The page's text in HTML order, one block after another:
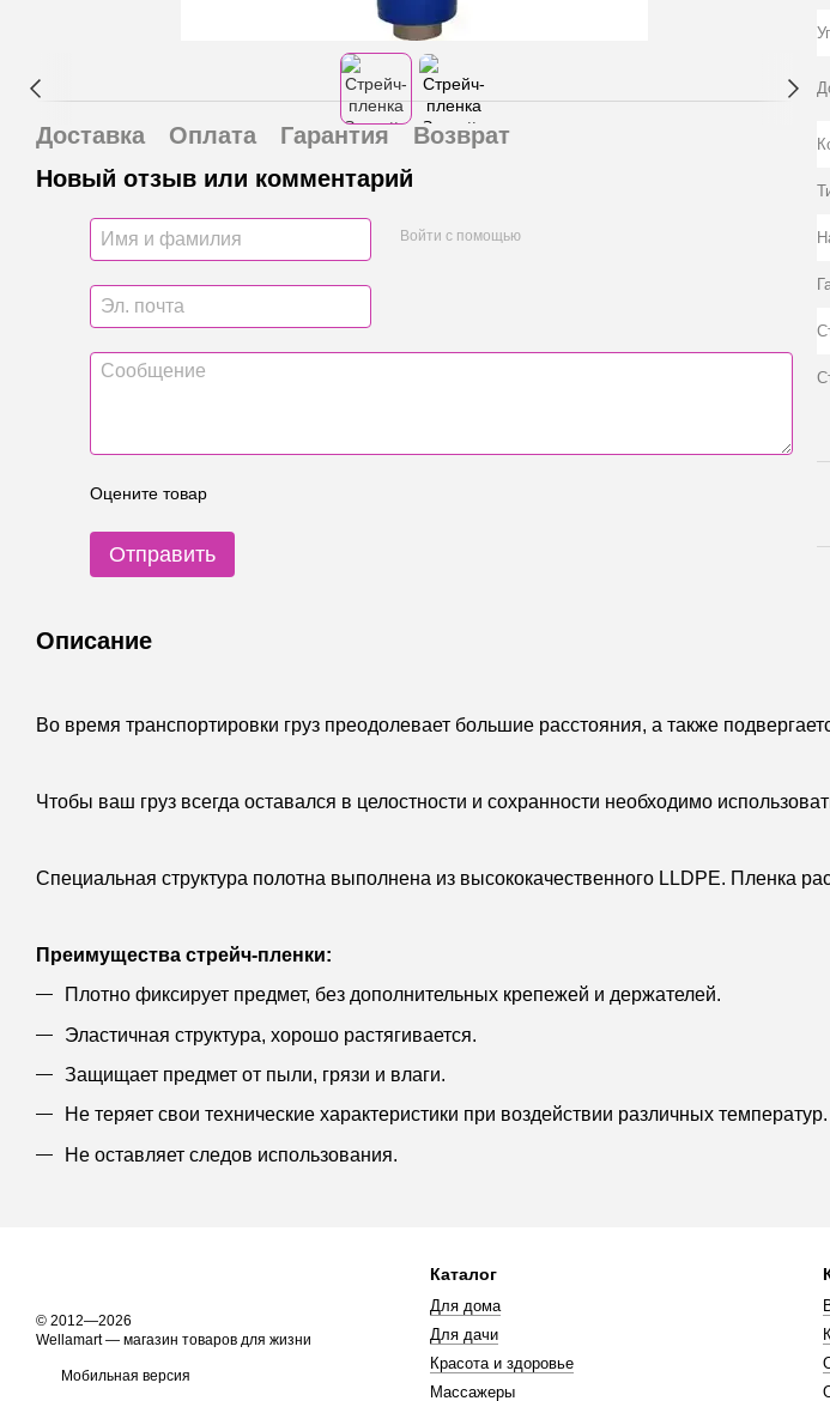
Доставка Оплата Гарантия
Возврат
Новый отзыв или комментарий
Войти с помощью
Оцените товар
Отправить
Описание
Во время транспортировки груз преодолевает большие расстояния, а также
Чтобы ваш груз всегда оставался в целостности и сохранности необходимо
Специальная структура полотна выполнена из высококачественного LLDPE. Пленка
Преимущества стрейч-пленки:
Плотно фиксирует предмет, без дополнительных крепежей и держателей.
Эластичная структура, хорошо растягивается.
Защищает предмет от пыли, грязи и влаги.
Не теряет свои технические характеристики при воздействии различных температур.
Не оставляет следов использования.
© 2012—2026
Wellamart — магазин товаров для жизни
Мобильная версия
Каталог
Для дома
Для дачи
Красота и здоровье
Массажеры